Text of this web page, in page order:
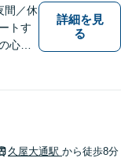
間／休
トす
心に
た弁
題／
トラ
詳細を見
る
久屋大通駅 から徒歩8分